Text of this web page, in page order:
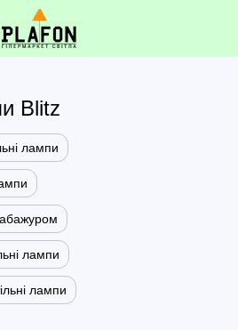
Blitz
лампи
лампи
лампи